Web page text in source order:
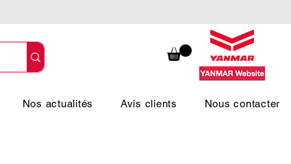
Nos actualités Avis clients Nous contacter